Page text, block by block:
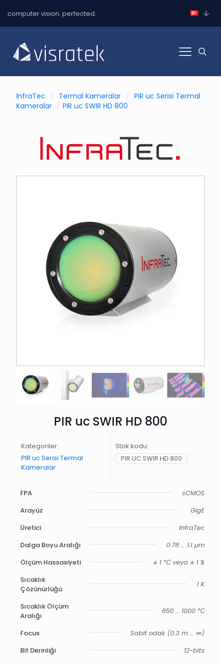
computer vision. perfected.
InfraTec / Termal Kameralar / PIR uc Serisi Termal
Kameralar / PIR uc SWIR HD 800
PIR uc SWIR HD 800
Kategoriler:
PIR uc Serisi Termal
Kameralar
Stok kodu:
PIR UC SWIR HD 800
FPA
sCMOS
Arayüz
GigE
Üretici
InfraTec
Dalga Boyu Aralığı
0.78 … 1.1 μm
Ölçüm Hassasiyeti
± 1 ℃ veya ± 1 %
Sıcaklık
Çözünürlüğü
1 K
Sıcaklık Ölçüm
Aralığı
650 … 1000 ℃
Focus
Sabit odak (0.3 m … ∞)
Bit Derinliği
12-bits